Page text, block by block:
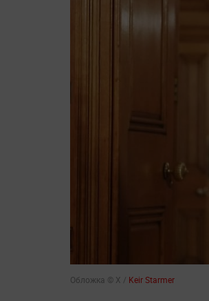
Обложка © Х / Keir Starmer